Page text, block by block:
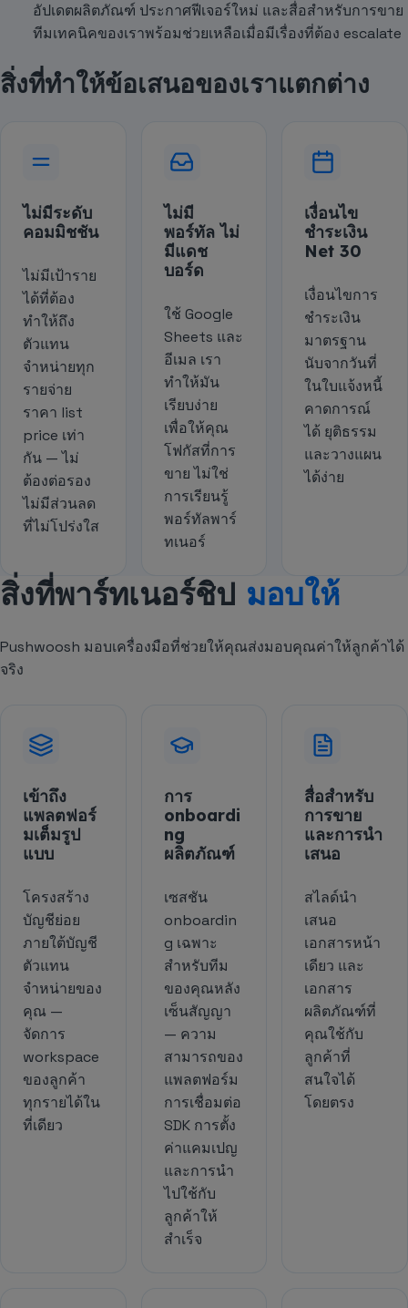
อัปเดตผลิตภัณฑ์ ประกาศฟีเจอร์ใหม่ และสื่อสำหรับการขาย
ทีมเทคนิคของเราพร้อมช่วยเหลือเมื่อมีเรื่องที่ต้อง escalate
สิ่งที่ทำให้ข้อเสนอของเราแตกต่าง
ไม่มีระดับ
คอมมิชชัน
ไม่มีเป้าราย
ได้ที่ต้อง
ทำให้ถึง
ตัวแทน
จำหน่ายทุก
รายจ่าย
ราคา list
price เท่า
กัน — ไม่
ต้องต่อรอง
ไม่มีส่วนลด
ที่ไม่โปร่งใส
ไม่มี
พอร์ทัล ไม่
มีแดช
บอร์ด
ใช้ Google
Sheets และ
อีเมล เรา
ทำให้มัน
เรียบง่าย
เพื่อให้คุณ
โฟกัสที่การ
ขาย ไม่ใช่
การเรียนรู้
พอร์ทัลพาร์
ทเนอร์
เงื่อนไข
ชำระเงิน
Net 30
เงื่อนไขการ
ชำระเงิน
มาตรฐาน
นับจากวันที่
ในใบแจ้งหนี้
คาดการณ์
ได้ ยุติธรรม
และวางแผน
ได้ง่าย
สิ่งที่พาร์ทเนอร์ชิป มอบให้
Pushwoosh มอบเครื่องมือที่ช่วยให้คุณส่งมอบคุณค่าให้ลูกค้าได้
จริง
เข้าถึง
แพลตฟอร์
มเต็มรูป
แบบ
โครงสร้าง
บัญชีย่อย
ภายใต้บัญชี
ตัวแทน
จำหน่ายของ
คุณ —
จัดการ
workspace
ของลูกค้า
ทุกรายได้ใน
ที่เดียว
การ
onboardi
ng
ผลิตภัณฑ์
เซสชัน
onboardin
g เฉพาะ
สำหรับทีม
ของคุณหลัง
เซ็นสัญญา
— ความ
สามารถของ
แพลตฟอร์ม
การเชื่อมต่อ
SDK การตั้ง
ค่าแคมเปญ
และการนำ
ไปใช้กับ
ลูกค้าให้
สำเร็จ
สื่อสำหรับ
การขาย
และการนำ
เสนอ
สไลด์นำ
เสนอ
เอกสารหน้า
เดียว และ
เอกสาร
ผลิตภัณฑ์ที่
คุณใช้กับ
ลูกค้าที่
สนใจได้
โดยตรง